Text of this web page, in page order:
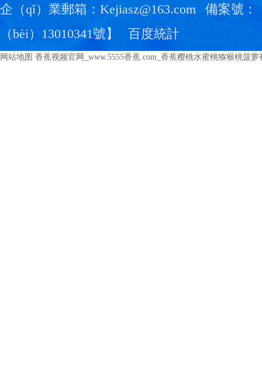
企（qǐ）業郵箱：Kejiasz@163.com
備案號：
（bèi）13010341號 】 百度統計
网站地图 香蕉视频官网_www.5555香蕉.com_香蕉樱桃水蜜桃猕猴桃菠